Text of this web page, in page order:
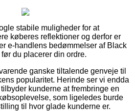
stabile muligheder for at
køberes reflektioner og derfor er
e-handlens bedømmelser af Black
du placerer din ordre.
ganske tiltalende genveje til
popularitet. Herinde ser vi endda
kunderne at frembringe en
som ligeledes burde
til hvor glade kunderne er.